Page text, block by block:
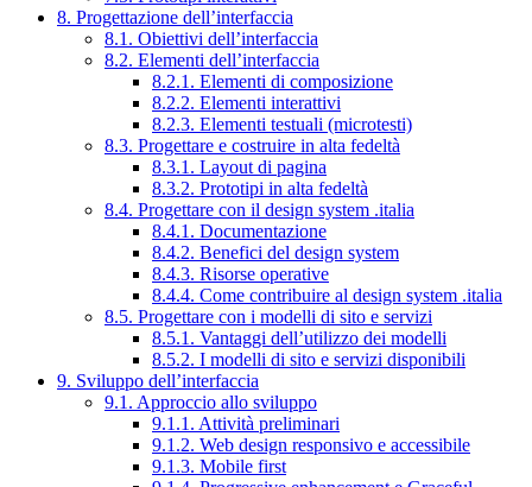
8. Progettazione dell’interfaccia
8.1. Obiettivi dell’interfaccia
8.2. Elementi dell’interfaccia
8.2.1. Elementi di composizione
8.2.2. Elementi interattivi
8.2.3. Elementi testuali (microtesti)
8.3. Progettare e costruire in alta fedeltà
8.3.1. Layout di pagina
8.3.2. Prototipi in alta fedeltà
8.4. Progettare con il design system .italia
8.4.1. Documentazione
8.4.2. Benefici del design system
8.4.3. Risorse operative
8.4.4. Come contribuire al design system .italia
8.5. Progettare con i modelli di sito e servizi
8.5.1. Vantaggi dell’utilizzo dei modelli
8.5.2. I modelli di sito e servizi disponibili
9. Sviluppo dell’interfaccia
9.1. Approccio allo sviluppo
9.1.1. Attività preliminari
9.1.2. Web design responsivo e accessibile
9.1.3. Mobile first